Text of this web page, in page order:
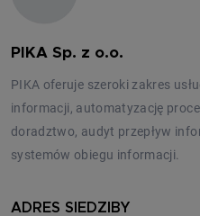
PIKA Sp. z o.o.
PIKA oferuje szeroki zakres
informacji, automatyzację
doradztwo, audyt przepływ
systemów obiegu informacji.
ADRES SIEDZIBY